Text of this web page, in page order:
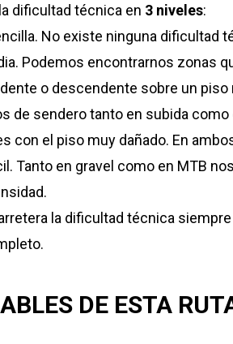
dificultad técnica en 3 niveles:
No existe ninguna dificultad
Podemos encontrarnos zonas
o descendente sobre un
de sendero tanto en subida
con el piso muy dañado. En
Tanto en gravel como en MTB
la dificultad técnica
DE ESTA